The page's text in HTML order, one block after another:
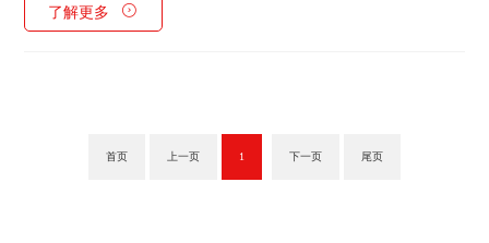
要产品有数控砂线切割机床、DK77系列数控电火花线切割机床、
了解更多
首页 上一页 1 下一页 尾页